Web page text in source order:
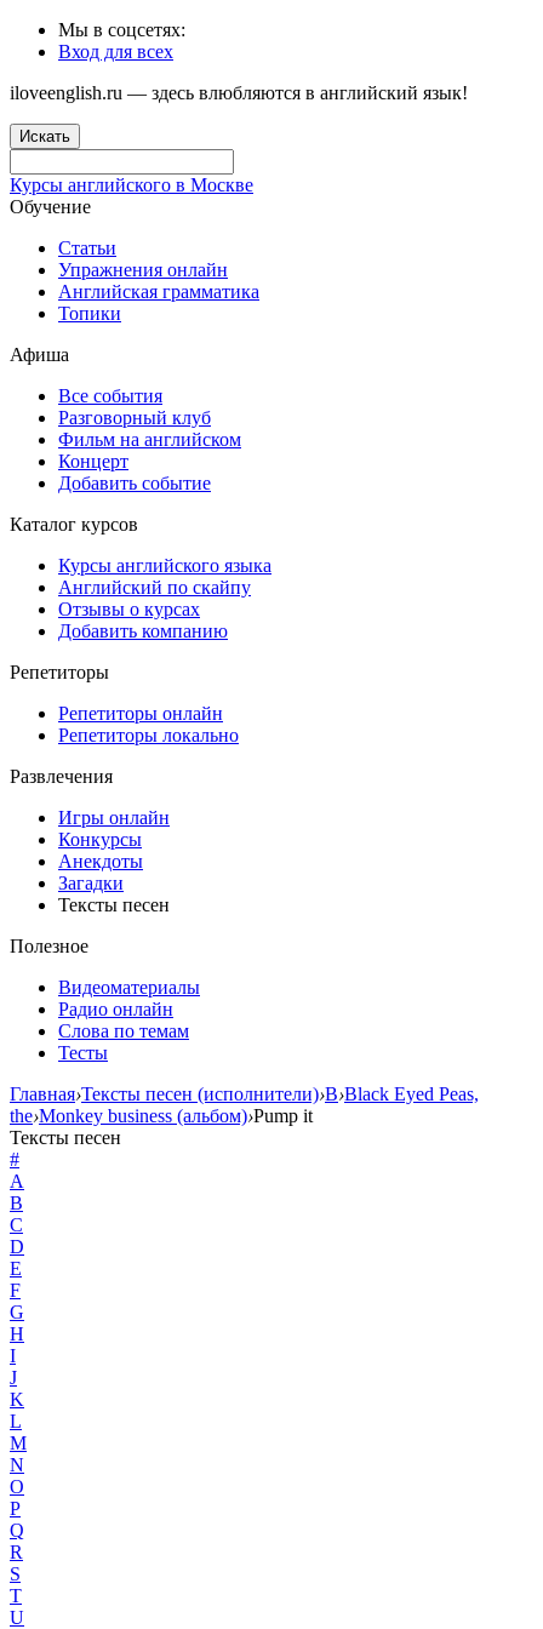
Мы в соцсетях:
Вход для всех
iloveenglish.ru — здесь влюбляются в английский язык!
Искать
Курсы английского в Москве
Обучение
Статьи
Упражнения онлайн
Английская грамматика
Топики
Афиша
Все события
Разговорный клуб
Фильм на английском
Концерт
Добавить событие
Каталог курсов
Курсы английского языка
Английский по скайпу
Отзывы о курсах
Добавить компанию
Репетиторы
Репетиторы онлайн
Репетиторы локально
Развлечения
Игры онлайн
Конкурсы
Анекдоты
Загадки
Тексты песен
Полезное
Видеоматериалы
Радио онлайн
Слова по темам
Тесты
Главная›Тексты песен (исполнители)›B›Black Eyed Peas,
the›Monkey business (альбом)›Pump it
Тексты песен
#
A
B
C
D
E
F
G
H
I
J
K
L
M
N
O
P
Q
R
S
T
U